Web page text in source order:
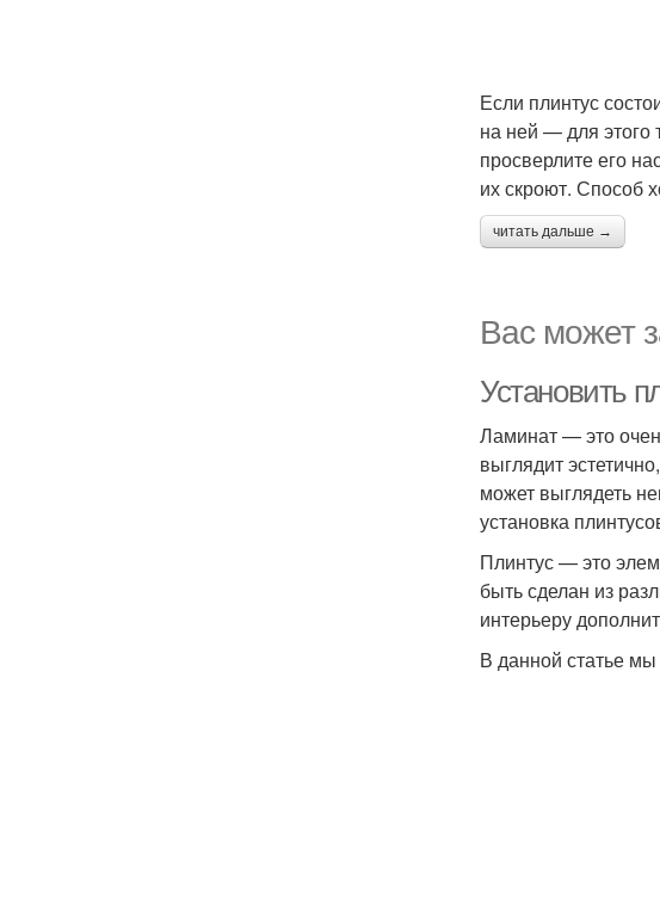
Если плинтус
на ней — для этого
просверлите его
их скроют. Способ
читать дальше →
Вас может
Установить
Ламинат — это
выглядит
может выглядеть
установка
Плинтус — это
быть сделан из
интерьеру
В данной статье мы